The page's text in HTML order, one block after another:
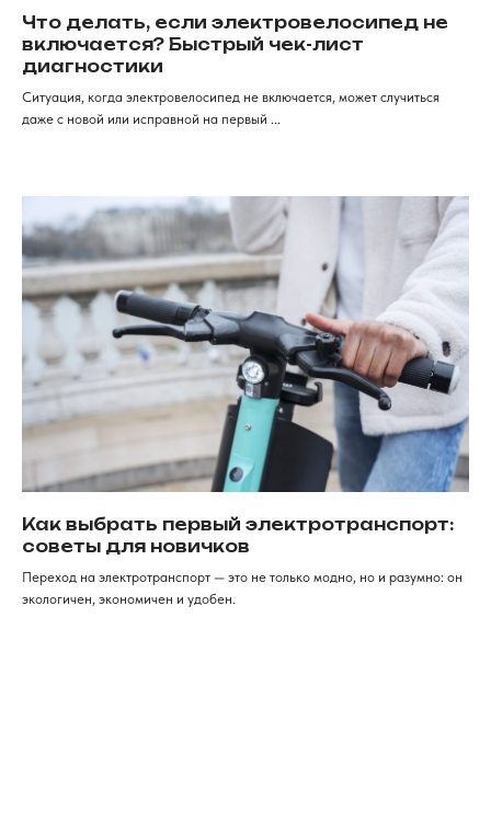
Что делать, если электровелосипед не
включается? Быстрый чек-лист
диагностики
Ситуация, когда электровелосипед не включается, может случиться
даже с новой или исправной на первый ...
Как выбрать первый электротранспорт:
советы для новичков
Переход на электротранспорт — это не только модно, но и разумно: он
экологичен, экономичен и удобен.
Категории
Электротрициклы
Электросамокаты
Запчасти
Шины, камеры, колодки
Шлемы, каски и защита
Перейти в каталог
Для клиентов
Обзоры FAqs
Рассрочка
и кредит
Доставка и оплата
Контакты
+7 (968) 224-80-
Консультация, вопросы
по заказу
Мы онлайн
Продажа электротранспорта
Маркса, 102а​. 1 этаж
Политика конфиденциальности
ИП Хрястов К.В.
Магазин "Погнали!"
Как дойти к нам